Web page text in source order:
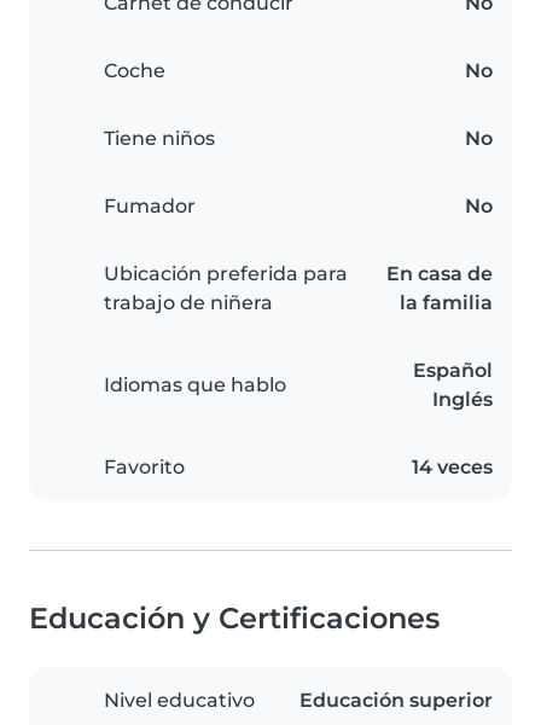
Coche No
Tiene niños No
Fumador No
Ubicación preferida para
trabajo de niñera
En casa de
la familia
Idiomas que hablo
Español
Inglés
Favorito 14 veces
Educación y Certificaciones
Nivel educativo Educación superior